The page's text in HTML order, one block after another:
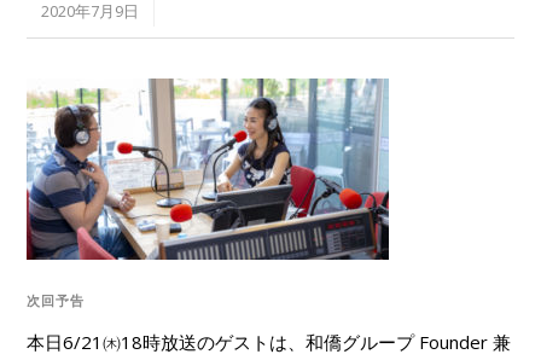
2020年7月9日
次回予告
本日6/21㈭18時放送のゲストは、和僑グループ Founder 兼